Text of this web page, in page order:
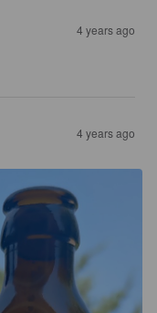
4 years ago
4 years ago